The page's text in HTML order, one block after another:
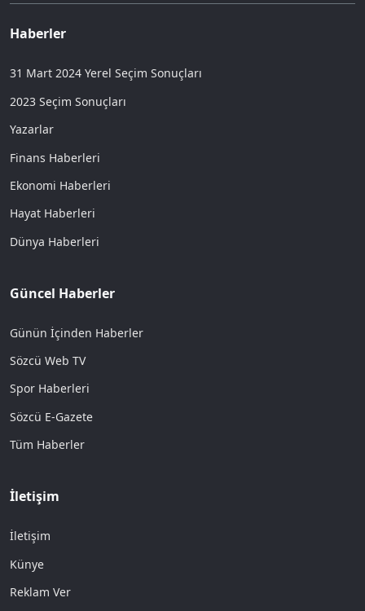
Haberler
31 Mart 2024 Yerel Seçim Sonuçları
2023 Seçim Sonuçları
Yazarlar
Finans Haberleri
Ekonomi Haberleri
Hayat Haberleri
Dünya Haberleri
Güncel Haberler
Günün İçinden Haberler
Sözcü Web TV
Spor Haberleri
Sözcü E-Gazete
Tüm Haberler
İletişim
İletişim
Künye
Reklam Ver